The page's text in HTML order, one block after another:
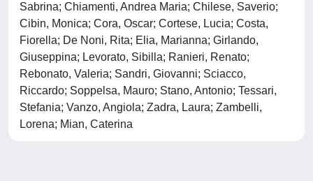
Sabrina; Chiamenti, Andrea Maria; Chilese, Saverio;
Cibin, Monica; Cora, Oscar; Cortese, Lucia; Costa,
Fiorella; De Noni, Rita; Elia, Marianna; Girlando,
Giuseppina; Levorato, Sibilla; Ranieri, Renato;
Rebonato, Valeria; Sandri, Giovanni; Sciacco,
Riccardo; Soppelsa, Mauro; Stano, Antonio; Tessari,
Stefania; Vanzo, Angiola; Zadra, Laura; Zambelli,
Lorena; Mian, Caterina